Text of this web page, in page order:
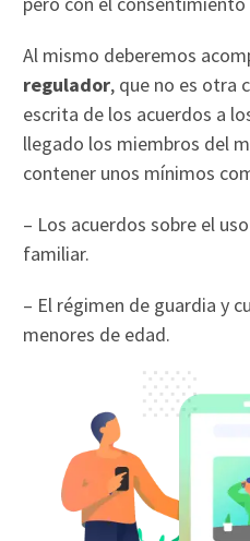
Al mismo deberemos
regulador, que no es otra
escrita de los acuerdos a
llegado los miembros del
contener unos mínimos
– Los acuerdos sobre el
familiar.
– El régimen de guardia y
menores de edad.